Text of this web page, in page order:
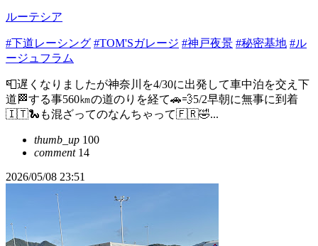
ルーテシア
#下道レーシング #TOM'Sガレージ #神戸夜景 #秘密基地 #ル
ージュフラム
📮遅くなりましたが神奈川を4/30に出発して車中泊を交え下
道🏁する事560㎞の道のりを経て🚗💨5/2早朝に無事に到着
🇮🇹🐍も混ざってのなんちゃって🇫🇷🤣...
thumb_up 100
comment14
2026/05/08 23:51